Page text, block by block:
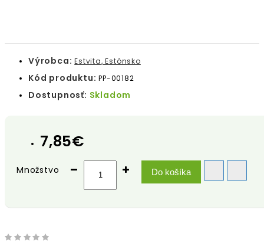
Výrobca: Estvita, Estónsko
Kód produktu: PP-00182
Dostupnosť: Skladom
7,85€
Množstvo Do košíka